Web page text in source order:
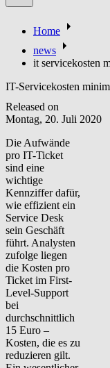
Home
news
it servicekosten
IT-Servicekosten
Released on
Montag, 20. Juli 2020
Die Aufwände
pro IT-Ticket
sind eine
wichtige
Kennziffer dafür,
wie effizient ein
Service Desk
sein Geschäft
führt. Analysten
zufolge liegen
die Kosten pro
Ticket im First-
Level-Support
bei
durchschnittlich
15 Euro –
Kosten, die es zu
reduzieren gilt.